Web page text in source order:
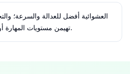
العشوائية أفضل للعدالة والسرعة؛
تهيمن مستويات المهارة أو الأدوار الثابتة على الخطة.